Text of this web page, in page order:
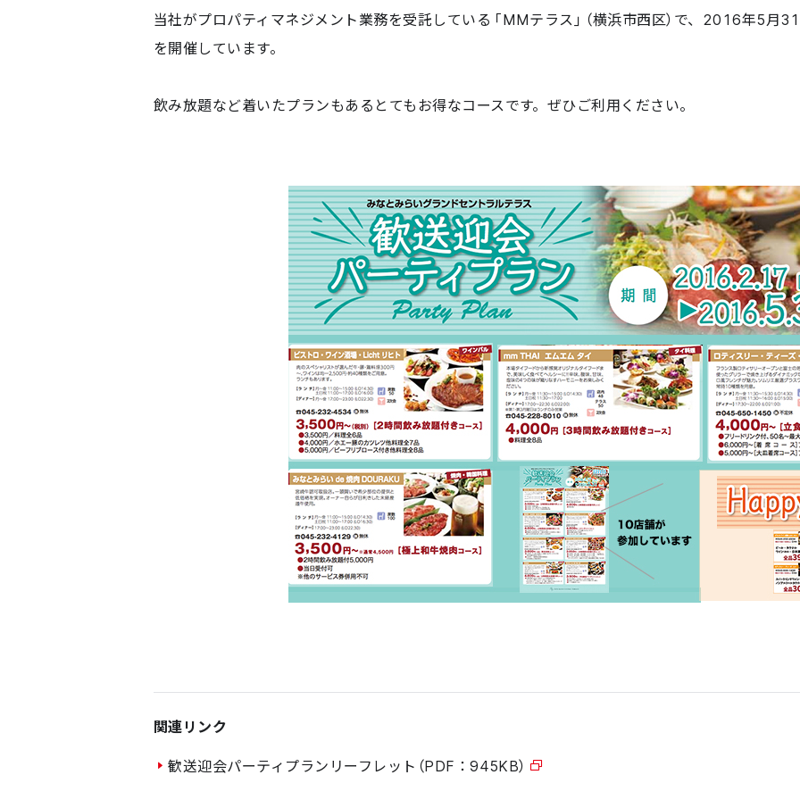
当社がプロパティマネジメント業務を受託している「MMテラス」（横浜市西区）で、2016年5月
を開催しています。
飲み放題など着いたプランもあるとてもお得なコースです。ぜひご利用ください。
関連リンク
歓送迎会パーティプランリーフレット（PDF：945KB）